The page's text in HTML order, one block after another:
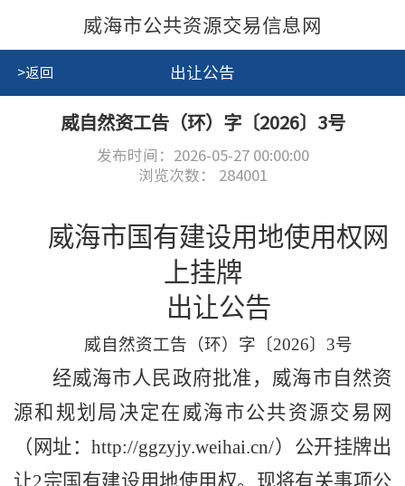
威海市公共资源交易信息网
出让公告
>返回
威自然资工告（环）字〔2026〕3号
发布时间：2026-05-27 00:00:00
浏览次数： 284001
威海市国有建设用地使用权网
上挂牌
出让公告
威自然资工告 （环） 字〔2026〕 3号
经威海市人民政府批准，威海市自然资
源和规划局决定在威海市公共资源交易网
（网址：http://ggzyjy.weihai.cn/）公开挂牌出
让2宗国有建设用地使用权。现将有关事项公